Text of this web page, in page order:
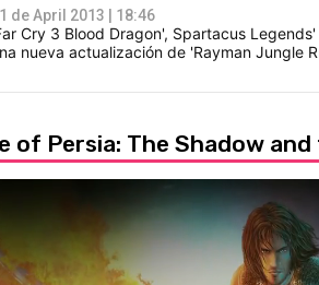
de April 2013 | 18:46
Cry 3 Blood Dragon', Spartacus
nueva actualización de 'Rayman Jungle
of Persia: The Shadow and